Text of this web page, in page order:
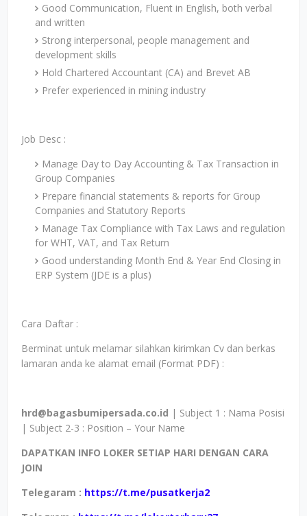
Good Communication, Fluent in English, both verbal
and written
Strong interpersonal, people management and
development skills
Hold Chartered Accountant (CA) and Brevet AB
Prefer experienced in mining industry
Job Desc :
Manage Day to Day Accounting & Tax Transaction in
Group Companies
Prepare financial statements & reports for Group
Companies and Statutory Reports
Manage Tax Compliance with Tax Laws and regulation
for WHT, VAT, and Tax Return
Good understanding Month End & Year End Closing in
ERP System (JDE is a plus)
Cara Daftar :
Berminat untuk melamar silahkan kirimkan Cv dan berkas
lamaran anda ke alamat email (Format PDF) :
hrd@bagasbumipersada.co.id | Subject 1 : Nama Posisi
| Subject 2-3 : Position – Your Name
DAPATKAN INFO LOKER SETIAP HARI DENGAN CARA
JOIN
Telegaram : https://t.me/pusatkerja2